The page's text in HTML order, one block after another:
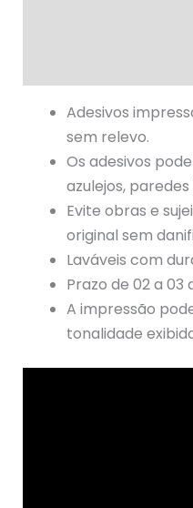
Adesivos
sem relevo.
Os adesivos
azulejos,
Evite obras e
original sem
Laváveis com
Prazo de 02 a
A impressão
tonalidade